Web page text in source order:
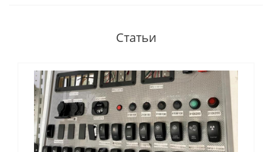
Статьи